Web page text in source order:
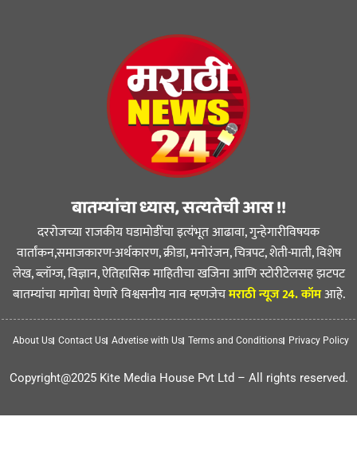
बातम्यांचा ध्यास, सत्यतेची आस !!
दररोजच्या राजकीय घडामोडींचा इत्यंभूत आढावा, गुन्हेगारीविषयक
वार्तांकन,समाजकारण-अर्थकारण, क्रीडा, मनोरंजन, चित्रपट, शेती-माती, विशेष
लेख, ब्लॉग्ज, विज्ञान, ऐतिहासिक माहितीचा खजिना आणि स्टोरीटेलसह झटपट
बातम्यांचा मागोवा घेणारे विश्वसनीय नाव म्हणजेचमराठी न्यूज 24. कॉमआहे.
About Us Contact Us Advetise with Us Terms and Conditions Privacy Policy
Copyright@2025 Kite Media House Pvt Ltd – All rights reserved.